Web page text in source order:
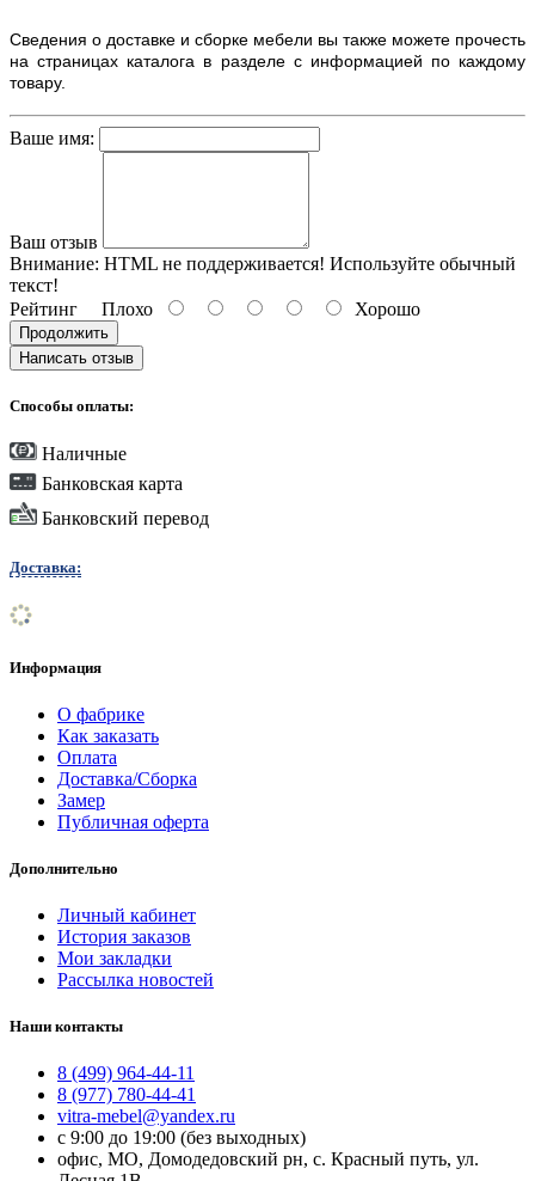
Сведения о доставке и сборке мебели вы также можете прочесть
на страницах каталога в разделе с информацией по каждому
товару.
Ваше имя:
Ваш отзыв
Внимание: HTML не поддерживается! Используйте обычный
текст!
Рейтинг Плохо Хорошо
Продолжить
Написать отзыв
Способы оплаты:
Наличные
Банковская карта
Банковский перевод
Доставка:
Информация
О фабрике
Как заказать
Оплата
Доставка/Сборка
Замер
Публичная оферта
Дополнительно
Личный кабинет
История заказов
Мои закладки
Рассылка новостей
Наши контакты
8 (499) 964-44-11
8 (977) 780-44-41
vitra-mebel@yandex.ru
с 9:00 до 19:00 (без выходных)
офис, МО, Домодедовский рн, с. Красный путь, ул.